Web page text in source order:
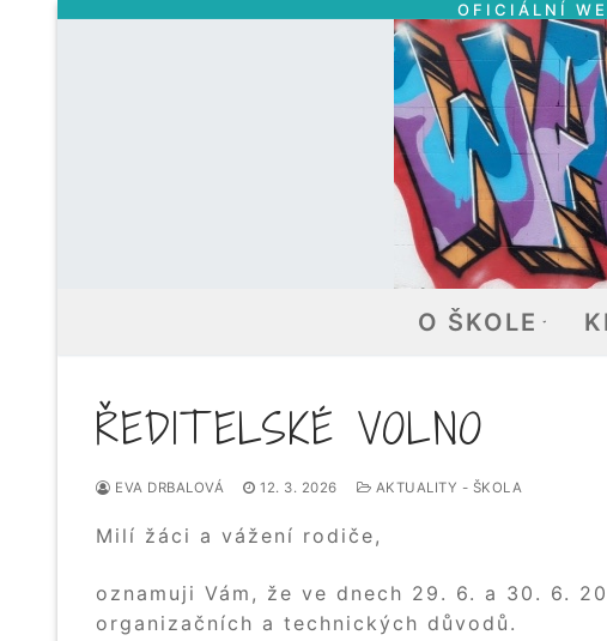
Přeskočit
OFICIÁLNÍ
O ŠKOLE
ŘEDITELSKÉ VOLNO
EVA DRBALOVÁ 12. 3. 2026 AKTUALITY - ŠKOLA
Milí žáci a vážení rodiče,
oznamuji Vám, že ve dnech 29. 6. a 30. 6.
organizačních a technických důvodů.